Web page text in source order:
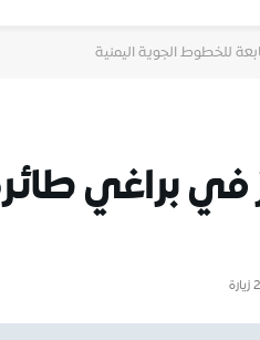
للخطوط الجوية اليمنية
في براغي
زيارة